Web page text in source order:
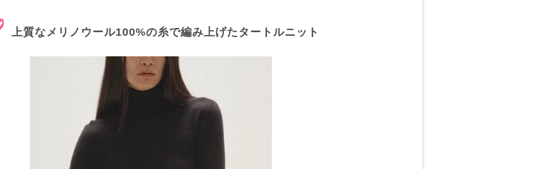
上質なメリノウール100%の糸で編み上げたタートルニット